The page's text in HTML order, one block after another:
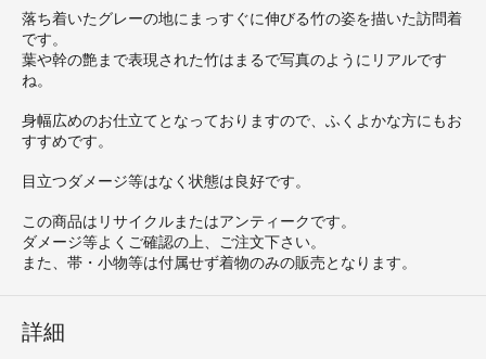
落ち着いたグレーの地にまっすぐに伸びる竹の姿を描いた訪問着
です。
葉や幹の艶まで表現された竹はまるで写真のようにリアルです
ね。
身幅広めのお仕立てとなっておりますので、ふくよかな方にもお
すすめです。
目立つダメージ等はなく状態は良好です。
この商品はリサイクルまたはアンティークです。
ダメージ等よくご確認の上、ご注文下さい。
また、帯・小物等は付属せず着物のみの販売となります。
詳細